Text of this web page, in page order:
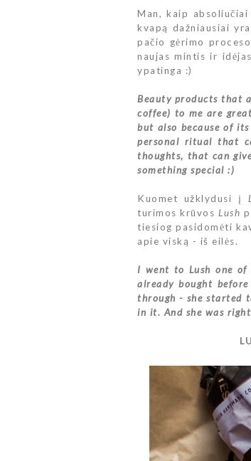
Man, kaip
kvapą dažniausiai
pačio gėrimo
naujas mintis ir
ypatinga :)
Beauty products that
coffee) to me are
but also because of
personal ritual that
thoughts, that can
something special :)
Kuomet užklydusi į
turimos krūvos Lush
tiesiog pasidomėti
apie viską - iš eilės.
I went to Lush one
already bought
through - she started
in it. And she was